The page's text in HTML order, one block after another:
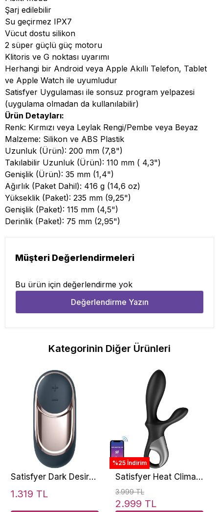
Şarj edilebilir
Su geçirmez IPX7
Vücut dostu silikon
2 süper güçlü güç motoru
Klitoris ve G noktası uyarımı
Herhangi bir Android veya Apple Akıllı Telefon, Tablet
ve Apple Watch ile uyumludur
Satisfyer Uygulaması ile sonsuz program yelpazesi
(uygulama olmadan da kullanılabilir)
Ürün Detayları:
Renk: Kırmızı veya Leylak Rengi/Pembe veya Beyaz
Malzeme: Silikon ve ABS Plastik
Uzunluk (Ürün): 200 mm (7,8")
Takılabilir Uzunluk (Ürün): 110 mm ( 4,3")
Genişlik (Ürün): 35 mm (1,4")
Ağırlık (Paket Dahil): 416 g (14,6 oz)
Yükseklik (Paket): 235 mm (9,25")
Genişlik (Paket): 115 mm (4,5")
Derinlik (Paket): 75 mm (2,95")
Müşteri Değerlendirmeleri
Bu ürün için değerlendirme yok
Değerlendirme Yazın
Kategorinin Diğer Ürünleri
Satisfyer Dark Desire
Lay-On Şarj Edilebilir
1.319 TL
%25 İndirim
Satisfyer Heat Climax
+ Rabbit Telefon
Kontrollü Vibratör
3.999 TL
2.999 TL